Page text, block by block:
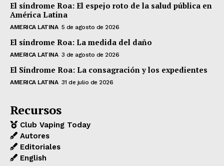
El síndrome Roa: El espejo roto de la salud pública en
América Latina
AMERICA LATINA 5 de agosto de 2026
El síndrome Roa: La medida del daño
AMERICA LATINA 3 de agosto de 2026
El Síndrome Roa: La consagración y los expedientes
AMERICA LATINA 31 de julio de 2026
Recursos
Club Vaping Today
Autores
Editoriales
English